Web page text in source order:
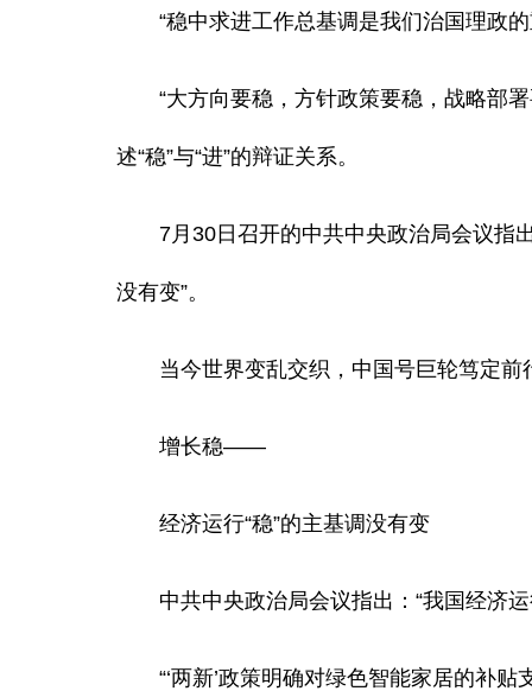
“稳中求进工作总基调是我们治国理政的
“大方向要稳，方针政策要稳，战略部署
述“稳”与“进”的辩证关系。
7月30日召开的中共中央政治局会议指出
没有变”。
当今世界变乱交织，中国号巨轮笃定前
增长稳——
经济运行“稳”的主基调没有变
中共中央政治局会议指出：“我国经济运
“‘两新’政策明确对绿色智能家居的补贴